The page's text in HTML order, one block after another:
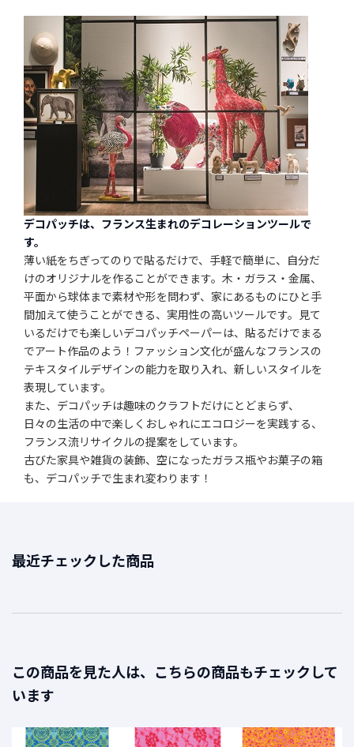
デコパッチは、フランス生まれのデコレーションツールで
す。
薄い紙をちぎってのりで貼るだけで、手軽で簡単に、自分だ
けのオリジナルを作ることができます。木・ガラス・金属、
平面から球体まで素材や形を問わず、家にあるものにひと手
間加えて使うことができる、実用性の高いツールです。見て
いるだけでも楽しいデコパッチペーパーは、貼るだけでまる
でアート作品のよう！ファッション文化が盛んなフランスの
テキスタイルデザインの能力を取り入れ、新しいスタイルを
表現しています。
また、デコパッチは趣味のクラフトだけにとどまらず、
日々の生活の中で楽しくおしゃれにエコロジーを実践する、
フランス流リサイクルの提案をしています。
古びた家具や雑貨の装飾、空になったガラス瓶やお菓子の箱
も、デコパッチで生まれ変わります！
最近チェックした商品
この商品を見た人は、こちらの商品もチェックして
います